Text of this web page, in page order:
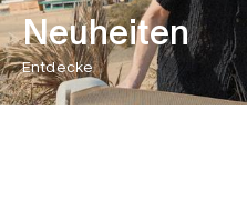
Neuheiten
Entdecke